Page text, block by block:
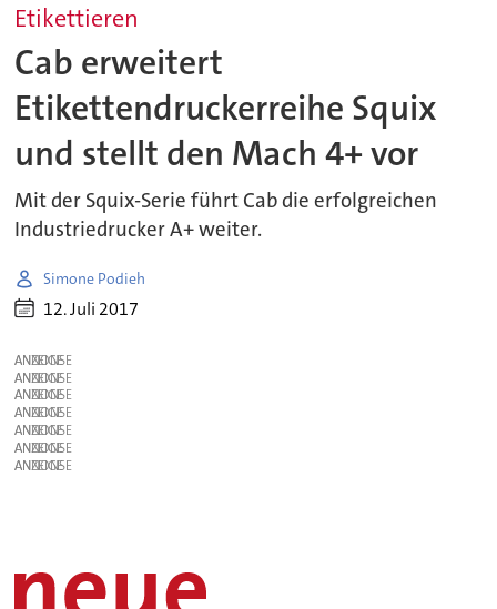
Etikettieren
Cab erweitert
Etikettendruckerreihe Squix
und stellt den Mach 4+ vor
Mit der Squix-Serie führt Cab die erfolgreichen
Industriedrucker A+ weiter.
Simone Podieh
12. Juli 2017
ANZEIGE
ANZEIGE
ANZEIGE
ANZEIGE
ANZEIGE
ANZEIGE
ANZEIGE